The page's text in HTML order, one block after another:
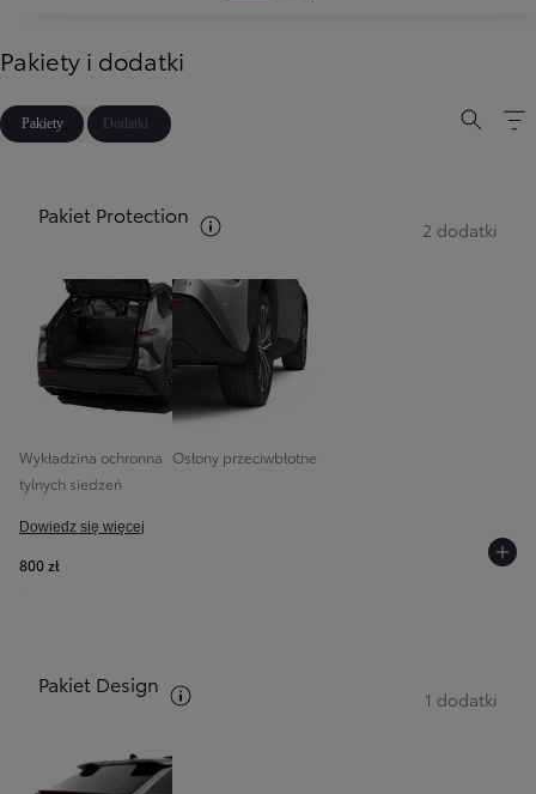
Pakiety i dodatki
Pakiety Dodatki
Pakiet Protection
2 dodatki
Wykładzina ochronna
tylnych siedzeń
Osłony przeciwbłotne
Dowiedz się więcej
800 zł
Pakiet Design
1 dodatki